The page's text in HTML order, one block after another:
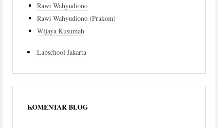
Rawi Wahyudiono
Rawi Wahyudiono (Prakom)
Wijaya Kusumah
Labschool Jakarta
KOMENTAR BLOG